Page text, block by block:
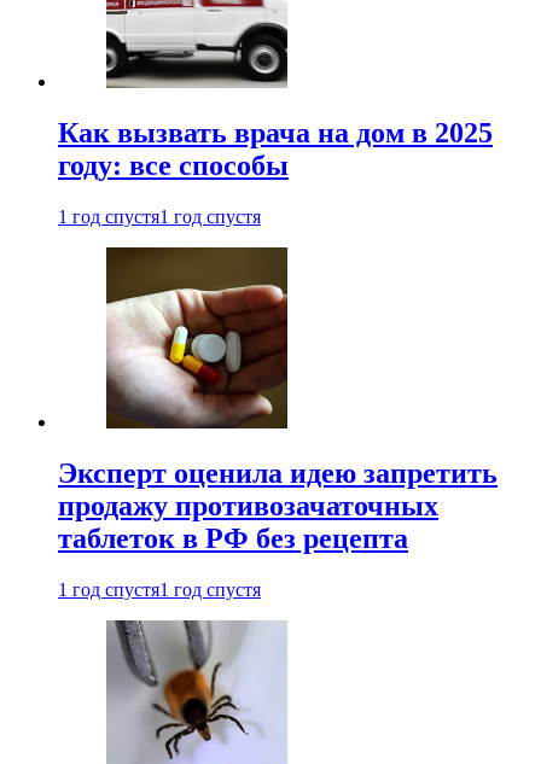
Как вызвать врача на дом в 2025
году: все способы
1 год спустя1 год спустя
Эксперт оценила идею запретить
продажу противозачаточных
таблеток в РФ без рецепта
1 год спустя1 год спустя